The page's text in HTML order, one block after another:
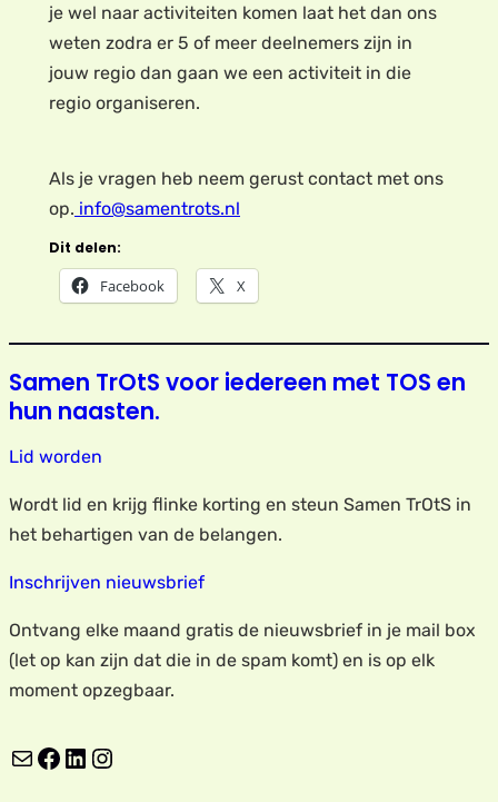
je wel naar activiteiten komen laat het dan ons
weten zodra er 5 of meer deelnemers zijn in
jouw regio dan gaan we een activiteit in die
regio organiseren.
Als je vragen heb neem gerust contact met ons
op. info@samentrots.nl
Dit delen:
Facebook X
Samen TrOtS voor iedereen met TOS en
hun naasten.
Lid worden
Wordt lid en krijg flinke korting en steun Samen TrOtS in
het behartigen van de belangen.
Inschrijven nieuwsbrief
Ontvang elke maand gratis de nieuwsbrief in je mail box
(let op kan zijn dat die in de spam komt) en is op elk
moment opzegbaar.
E-mail Facebook LinkedIn Instagram